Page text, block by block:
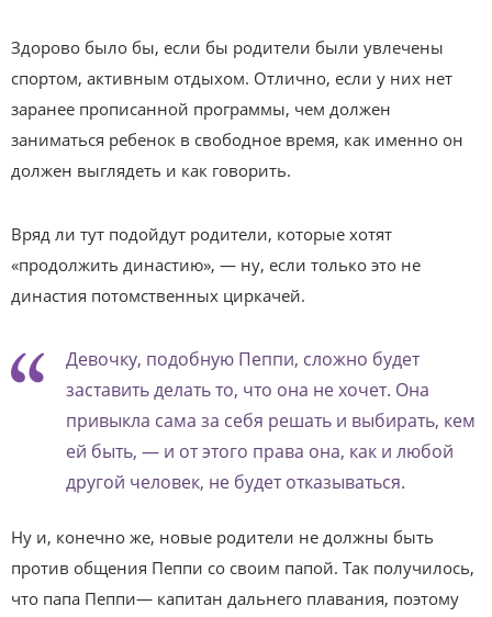
Здорово было бы, если бы родители были увлечены
спортом, активным отдыхом. Отлично, если у них нет
заранее прописанной программы, чем должен
заниматься ребенок в свободное время, как именно он
должен выглядеть и как говорить.
Вряд ли тут подойдут родители, которые хотят
«продолжить династию», — ну, если только это не
династия потомственных циркачей.
Девочку, подобную Пеппи, сложно будет
заставить делать то, что она не хочет. Она
привыкла сама за себя решать и выбирать, кем
ей быть, — и от этого права она, как и любой
другой человек, не будет отказываться.
Ну и, конечно же, новые родители не долж­ны быть
против общения Пеппи со своим папой. Так получилось,
что папа Пеппи— капитан дальнего плавания, поэтому